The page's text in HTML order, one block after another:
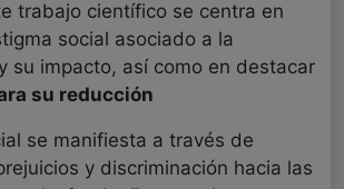
trabajo científico se centra en
social asociado a la
su impacto, así como en destacar
su reducción
se manifiesta a través de
y discriminación hacia las